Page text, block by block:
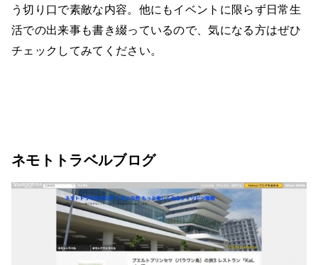
う切り口で素敵な内容。他にもイベントに限らず日常生
活での出来事も書き綴っているので、気になる方はぜひ
チェックしてみてください。
ネモトトラベルブログ